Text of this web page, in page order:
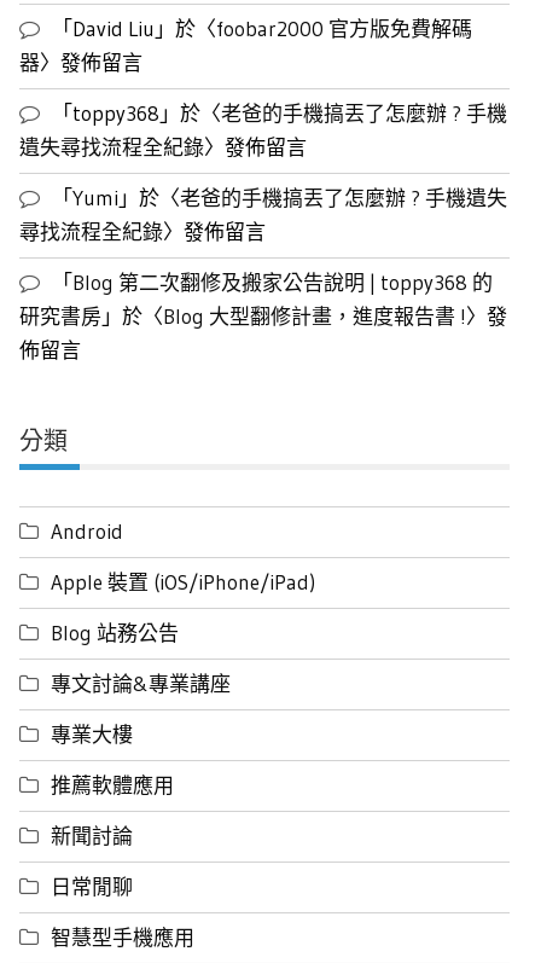
「David Liu 」於〈foobar2000 官方版免費解碼
器〉發佈留言
「toppy368 」於〈老爸的手機搞丟了怎麼辦 ? 手機
遺失尋找流程全紀錄〉發佈留言
「Yumi 」於〈老爸的手機搞丟了怎麼辦 ? 手機遺失
尋找流程全紀錄〉發佈留言
「Blog 第二次翻修及搬家公告說明 | toppy368 的
研究書房」於〈Blog 大型翻修計畫，進度報告書 !〉發
佈留言
分類
Android
Apple 裝置 (iOS/iPhone/iPad)
Blog 站務公告
專文討論&專業講座
專業大樓
推薦軟體應用
新聞討論
日常閒聊
智慧型手機應用